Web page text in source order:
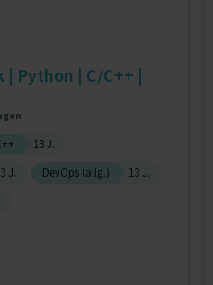
Python | C/C++ |
13 J.
J. DevOps (allg.)
13 J.